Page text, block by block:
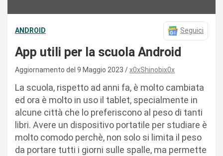
ANDROID Seguici
App utili per la scuola Android
Aggiornamento del 9 Maggio 2023 x0xShinobix0x
La scuola, rispetto ad anni fa, è molto cambiata
ed ora è molto in uso il tablet, specialmente in
alcune città che lo preferiscono al peso di tanti
libri. Avere un dispositivo portatile per studiare è
molto comodo perchè, non solo si limita il peso
da portare tutti i giorni sulle spalle, ma permette